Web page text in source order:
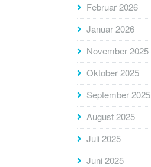
Februar 2026
Januar 2026
November 2025
Oktober 2025
September 2025
August 2025
Juli 2025
Juni 2025